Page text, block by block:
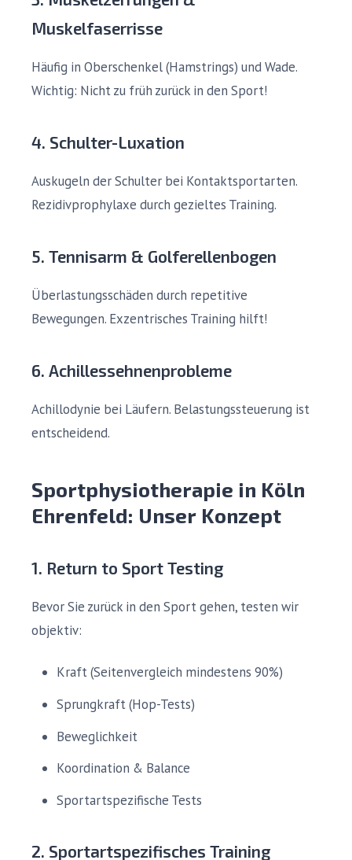
Muskelfaserrisse
Häufig in Oberschenkel (Hamstrings) und Wade.
Wichtig: Nicht zu früh zurück in den Sport!
4. Schulter-Luxation
Auskugeln der Schulter bei Kontaktsportarten.
Rezidivprophylaxe durch gezieltes Training.
5. Tennisarm & Golferellenbogen
Überlastungsschäden durch repetitive
Bewegungen. Exzentrisches Training hilft!
6. Achillessehnenprobleme
Achillodynie bei Läufern. Belastungssteuerung ist
entscheidend.
Sportphysiotherapie in Köln
Ehrenfeld: Unser Konzept
1. Return to Sport Testing
Bevor Sie zurück in den Sport gehen, testen wir
objektiv:
Kraft (Seitenvergleich mindestens 90%)
Sprungkraft (Hop-Tests)
Beweglichkeit
Koordination & Balance
Sportartspezifische Tests
2. Sportartspezifisches Training